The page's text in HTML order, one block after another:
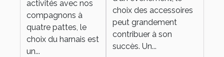
canines
activités avec nos
compagnons à
quatre pattes, le
choix du harnais est
un...
votre
événement
choix des accessoires
peut grandement
contribuer à son
succès. Un...